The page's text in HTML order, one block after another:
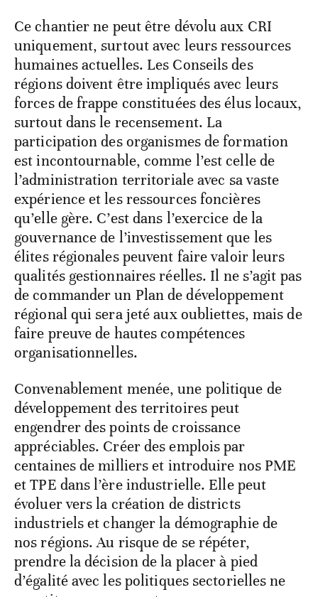
Ce chantier ne peut être dévolu aux CRI
uniquement, surtout avec leurs ressources
humaines actuelles. Les Conseils des
régions doivent être impliqués avec leurs
forces de frappe constituées des élus locaux,
surtout dans le recensement. La
participation des organismes de formation
est incontournable, comme l’est celle de
l’administration territoriale avec sa vaste
expérience et les ressources foncières
qu’elle gère. C’est dans l’exercice de la
gouvernance de l’investissement que les
élites régionales peuvent faire valoir leurs
qualités gestionnaires réelles. Il ne s’agit pas
de commander un Plan de développement
régional qui sera jeté aux oubliettes, mais de
faire preuve de hautes compétences
organisationnelles.
Convenablement menée, une politique de
développement des territoires peut
engendrer des points de croissance
appréciables. Créer des emplois par
centaines de milliers et introduire nos PME
et TPE dans l’ère industrielle. Elle peut
évoluer vers la création de districts
industriels et changer la démographie de
nos régions. Au risque de se répéter,
prendre la décision de la placer à pied
d’égalité avec les politiques sectorielles ne